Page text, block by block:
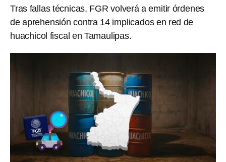
Tras fallas técnicas, FGR volverá a emitir órdenes
de aprehensión contra 14 implicados en red de
huachicol fiscal en Tamaulipas.